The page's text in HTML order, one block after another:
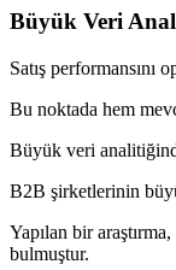
Büyük Veri
Satış performansını
Bu noktada hem
Büyük veri
B2B şirketlerinin
Yapılan bir
bulmuştur.